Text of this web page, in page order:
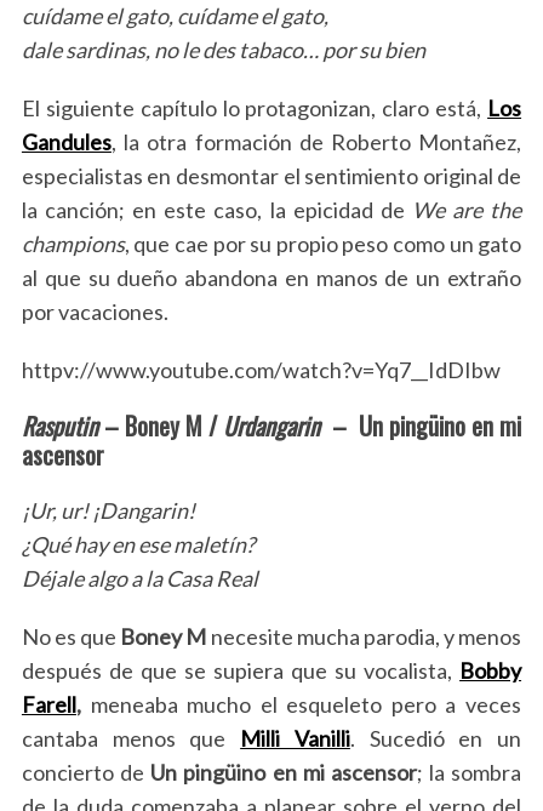
cuídame el gato, cuídame el gato,
dale sardinas, no le des tabaco… por su bien
El siguiente capítulo lo protagonizan, claro está, Los
Gandules, la otra formación de Roberto Montañez,
especialistas en desmontar el sentimiento original de
la canción; en este caso, la epicidad de We are the
champions, que cae por su propio peso como un gato
al que su dueño abandona en manos de un extraño
por vacaciones.
httpv://www.youtube.com/watch?v=Yq7__IdDIbw
Rasputin– Boney M / Urdangarin – Un pingüino en mi
ascensor
¡Ur, ur! ¡Dangarin!
¿Qué hay en ese maletín?
Déjale algo a la Casa Real
No es que Boney M necesite mucha parodia, y menos
después de que se supiera que su vocalista, Bobby
Farell,meneaba mucho el esqueleto pero a veces
cantaba menos que Milli Vanilli. Sucedió en un
concierto de Un pingüino en mi ascensor; la sombra
de la duda comenzaba a planear sobre el yerno del